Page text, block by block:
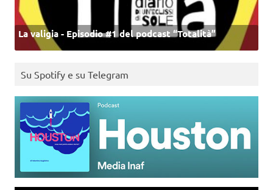
La valigia - Episodio #1 del podcast “Totalità”
Su Spotify e su Telegram